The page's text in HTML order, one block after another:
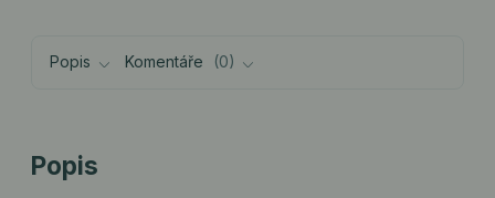
Popis Komentáře 0
Popis